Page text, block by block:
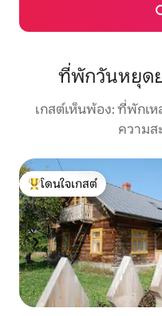
ที่พักวันหยุด
เกสต์เห็นพ้อง: ที่พักเ
ความส
โดนใจเกสต์ที่สุด
โดนใจเกสต์